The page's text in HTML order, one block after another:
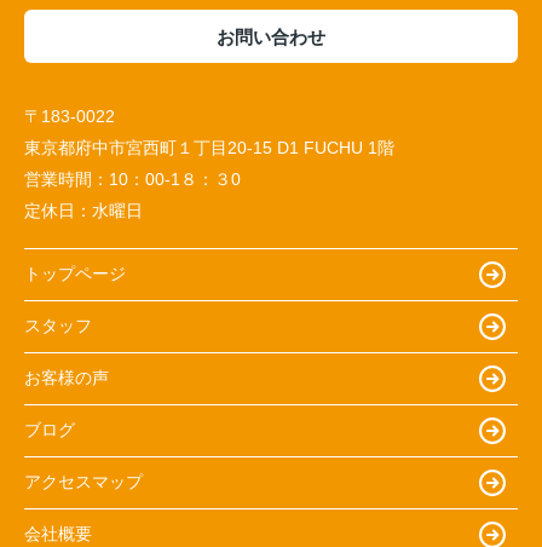
お問い合わせ
〒183-0022
東京都府中市宮西町１丁目20-15 D1 FUCHU 1階
営業時間： 10：00-1８：３0
定休日： 水曜日
トップページ
スタッフ
お客様の声
ブログ
アクセスマップ
会社概要